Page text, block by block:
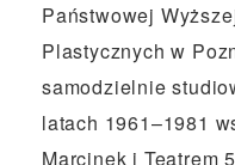
Państwowej
Plastycznych w
samodzielnie
latach 1961–1981
Marcinek i Teatrem